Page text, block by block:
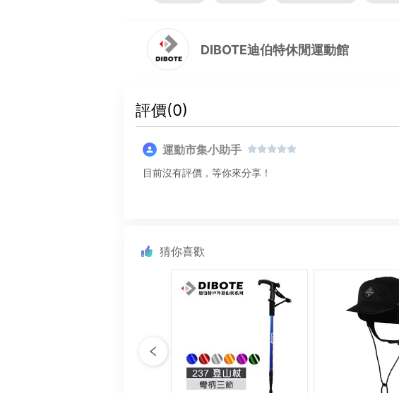
DIBOTE迪伯特休閒運動館
評價(0)
運動市集小助手
目前沒有評價，等你來分享！
猜你喜歡